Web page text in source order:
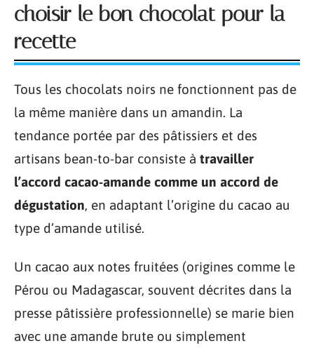
choisir le bon chocolat pour la
recette
Tous les chocolats noirs ne fonctionnent pas de
la même manière dans un amandin. La
tendance portée par des pâtissiers et des
artisans bean-to-bar consiste à travailler
l’accord cacao-amande comme un accord de
dégustation, en adaptant l’origine du cacao au
type d’amande utilisé.
Un cacao aux notes fruitées (origines comme le
Pérou ou Madagascar, souvent décrites dans la
presse pâtissière professionnelle) se marie bien
avec une amande brute ou simplement